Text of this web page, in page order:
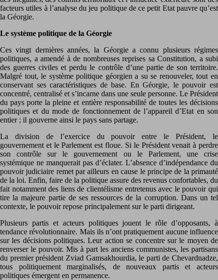
facteurs utiles à l’analyse du jeu politique de ce petit Etat pauvre qu’est
la Géorgie.
Le système politique de la Géorgie
Ces vingt dernières années, la Géorgie a connu plusieurs régimes
politiques, a amendé à de nombreuses reprises sa Constitution, a subi
des guerres civiles et perdu le contrôle d’une partie de son territoire.
Malgré tout, le système politique géorgien a su se renouveler, tout en
conservant ses caractéristiques de base. En Géorgie, le pouvoir est
concentré, centralisé et s’incarne dans une seule personne. Le Président
du pays porte la pleine et entière responsabilité de toutes les décisions
politiques et du mode de fonctionnement de l’appareil d’Etat en son
entier ; il gouverne ainsi le pays sans partage.
La division de l’exercice du pouvoir entre le Président, le
gouvernement et le Parlement est floue. Si le Président venait à perdre
son contrôle sur le gouvernement ou le Parlement, une crise
systémique ne manquerait pas d’éclater. L’absence d’indépendance du
pouvoir judiciaire remet par ailleurs en cause le principe de la primauté
de la loi. Enfin, faire de la politique assure des revenus confortables, du
fait notamment des liens de clientélisme entretenus avec le pouvoir qui
tire la majeure partie de ses ressources de la corruption. Dans un tel
contexte, le pouvoir repose principalement sur le parti dirigeant.
Plusieurs partis et acteurs politiques jouent le rôle d’opposants, à
tendance révolutionnaire. Mais ils n’ont pratiquement aucune influence
sur les décisions politiques. Leur action se concentre sur le moyen de
renverser le pouvoir. Mis à part les anciens communistes, les partisans
du premier président Zviad Gamsakhourdia, le parti de Chevardnadze,
tous politiquement marginalisés, de nouveaux partis et acteurs
politiques émergent en permanence.